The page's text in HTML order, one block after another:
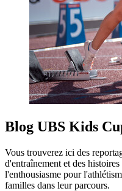
Blog UBS Kids
Vous trouverez ici des
d'entraînement et des
l'enthousiasme pour
familles dans leur parcours.